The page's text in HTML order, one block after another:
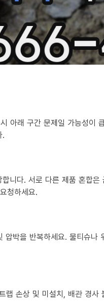
아래 구간 문제일 가능성이
.
니다. 서로 다른 제품 혼합
청하세요.
박을 반복하세요. 물티슈
랩 손상 및 미설치, 배관 경